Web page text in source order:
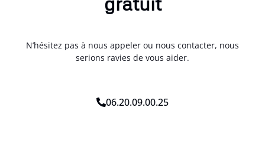
N’hésitez pas à nous appeler ou nous contacter, nous
serions ravies de vous aider.
06.20.09.00.25